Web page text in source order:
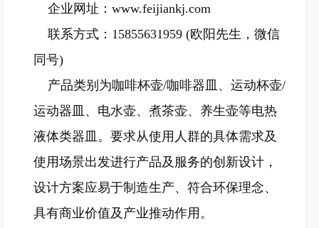
企业网址：www.feijiankj.com
联系方式：15855631959 (欧阳先生，微信
同号)
产品类别为咖啡杯壶/咖啡器皿、运动杯壶/
运动器皿、电水壶、煮茶壶、养生壶等电热
液体类器皿。要求从使用人群的具体需求及
使用场景出发进行产品及服务的创新设计，
设计方案应易于制造生产、符合环保理念、
具有商业价值及产业推动作用。